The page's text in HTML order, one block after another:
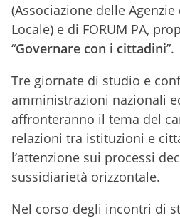
(Associazione delle
Locale) e di FORUM PA,
“Governare con i cittadini”.
Tre giornate di studio e
amministrazioni nazionali
affronteranno il tema del
relazioni tra istituzioni e
l’attenzione sui processi
sussidiarietà orizzontale.
Nel corso degli incontri di